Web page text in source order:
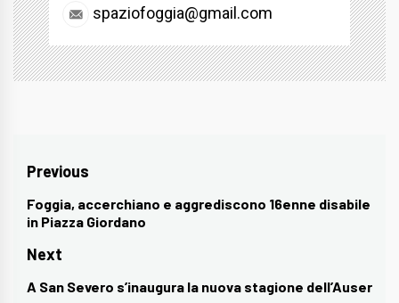
spaziofoggia@gmail.com
Navigazione
articoli
Previous
Previous
post:
Foggia, accerchiano e aggrediscono 16enne disabile
in Piazza Giordano
Next
Next
A San Severo s’inaugura la nuova stagione dell’Auser